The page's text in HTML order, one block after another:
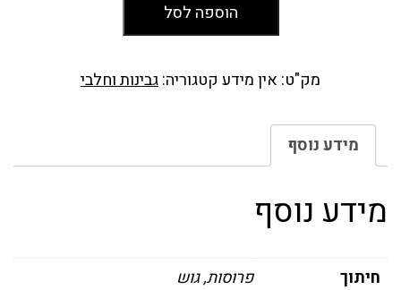
הוספה לסל
מק"ט: אין מידע קטגוריה:גבינות וחלבי
מידע נוסף
מידע נוסף
חיתוך פרוסות, גוש